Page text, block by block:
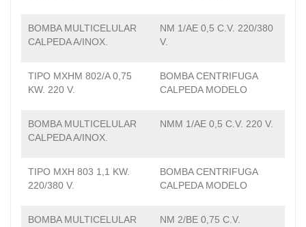
BOMBA MULTICELULAR
CALPEDA A/INOX.
NM 1/AE 0,5 C.V. 220/380
V.
TIPO MXHM 802/A 0,75
KW. 220 V.
BOMBA CENTRIFUGA
CALPEDA MODELO
BOMBA MULTICELULAR
CALPEDA A/INOX.
NMM 1/AE 0,5 C.V. 220 V.
TIPO MXH 803 1,1 KW.
220/380 V.
BOMBA CENTRIFUGA
CALPEDA MODELO
BOMBA MULTICELULAR
NM 2/BE 0,75 C.V.